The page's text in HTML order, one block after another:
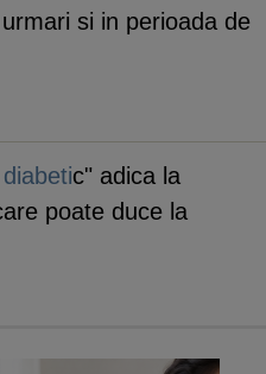
si in perioada de
c" adica la
poate duce la